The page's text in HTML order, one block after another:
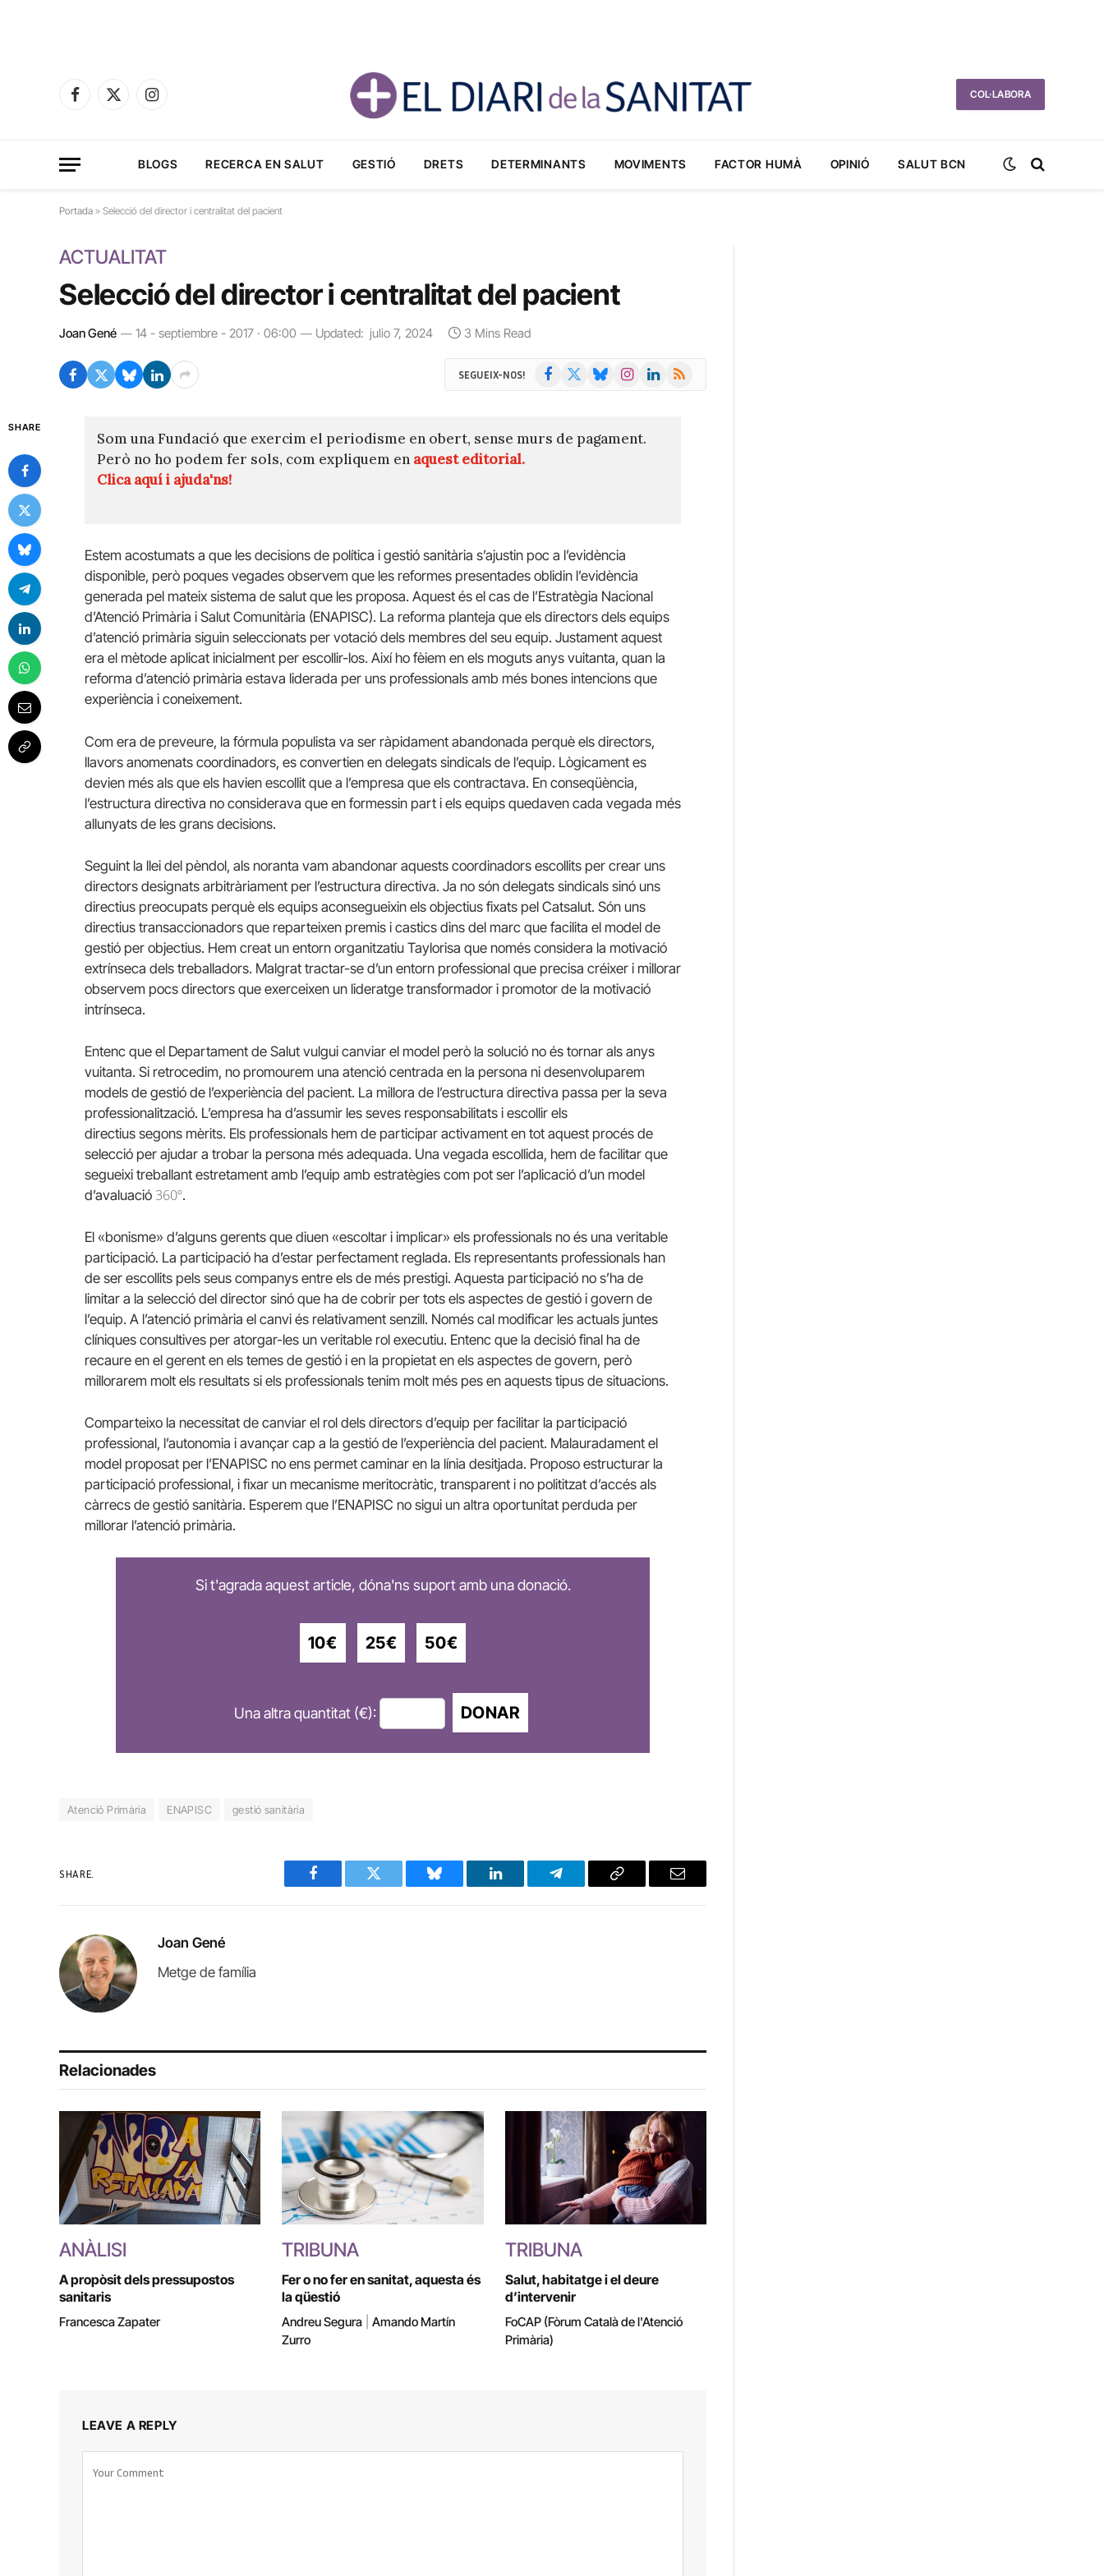
Facebook
X
Instagram
COL·LABORA
BLOGS RECERCA EN SALUT GESTIÓ DRETS DETERMINANTS MOVIMENTS FACTOR HUMÀ OPINIÓ SALUT BCN
Portada » Selecció del director i centralitat del pacient
ACTUALITAT
Selecció del director i centralitat del pacient
Joan Gené 14 - septiembre - 2017 · 06:00 Updated: julio 7, 2024 3 Mins Read
SEGUEIX-NOS! Facebook BlueskyInstagramLinkedIn
RSS
SHARE
Som una Fundació que exercim el periodisme en obert, sense murs de pagament.
Però no ho podem fer sols, com expliquem en aquest editorial.
Clica aquí i ajuda'ns!
Estem acostumats a que les decisions de política i gestió sanitària s’ajustin poc a l’evidència
disponible, però poques vegades observem que les reformes presentades oblidin l’evidència
generada pel mateix sistema de salut que les proposa. Aquest és el cas de l’Estratègia Nacional
d’Atenció Primària i Salut Comunitària (ENAPISC). La reforma planteja que els directors dels equips
d’atenció primària siguin seleccionats per votació dels membres del seu equip. Justament aquest
era el mètode aplicat inicialment per escollir-los. Així ho fèiem en els moguts anys vuitanta, quan la
reforma d’atenció primària estava liderada per uns professionals amb més bones intencions que
experiència i coneixement.
Com era de preveure, la fórmula populista va ser ràpidament abandonada perquè els directors,
llavors anomenats coordinadors, es convertien en delegats sindicals de l’equip. Lògicament es
devien més als que els havien escollit que a l’empresa que els contractava. En conseqüència,
l’estructura directiva no considerava que en formessin part i els equips quedaven cada vegada més
allunyats de les grans decisions.
Seguint la llei del pèndol, als noranta vam abandonar aquests coordinadors escollits per crear uns
directors designats arbitràriament per l’estructura directiva. Ja no són delegats sindicals sinó uns
directius preocupats perquè els equips aconsegueixin els objectius fixats pel Catsalut. Són uns
directius transaccionadors que reparteixen premis i castics dins del marc que facilita el model de
gestió per objectius. Hem creat un entorn organitzatiu Taylorisa que només considera la motivació
extrínseca dels treballadors. Malgrat tractar-se d’un entorn professional que precisa créixer i millorar
observem pocs directors que exerceixen un lideratge transformador i promotor de la motivació
intrínseca.
Entenc que el Departament de Salut vulgui canviar el model però la solució no és tornar als anys
vuitanta. Si retrocedim, no promourem una atenció centrada en la persona ni desenvoluparem
models de gestió de l’experiència del pacient. La millora de l’estructura directiva passa per la seva
professionalització. L’empresa ha d’assumir les seves responsabilitats i escollir els
directius segons mèrits. Els professionals hem de participar activament en tot aquest procés de
selecció per ajudar a trobar la persona més adequada. Una vegada escollida, hem de facilitar que
segueixi treballant estretament amb l’equip amb estratègies com pot ser l’aplicació d’un model
d’avaluació 360º.
El «bonisme» d’alguns gerents que diuen «escoltar i implicar» els professionals no és una veritable
participació. La participació ha d’estar perfectament reglada. Els representants professionals han
de ser escollits pels seus companys entre els de més prestigi. Aquesta participació no s’ha de
limitar a la selecció del director sinó que ha de cobrir per tots els aspectes de gestió i govern de
l’equip. A l’atenció primària el canvi és relativament senzill. Només cal modificar les actuals juntes
clíniques consultives per atorgar-les un veritable rol executiu. Entenc que la decisió final ha de
recaure en el gerent en els temes de gestió i en la propietat en els aspectes de govern, però
millorarem molt els resultats si els professionals tenim molt més pes en aquests tipus de situacions.
Comparteixo la necessitat de canviar el rol dels directors d’equip per facilitar la participació
professional, l’autonomia i avançar cap a la gestió de l’experiència del pacient. Malauradament el
model proposat per l’ENAPISC no ens permet caminar en la línia desitjada. Proposo estructurar la
participació professional, i fixar un mecanisme meritocràtic, transparent i no polititzat d’accés als
càrrecs de gestió sanitària. Esperem que l’ENAPISC no sigui un altra oportunitat perduda per
millorar l’atenció primària.
Si t'agrada aquest article, dóna'ns suport amb una donació.
10€ 25€ 50€
Una altra quantitat (€): DONAR
Atenció Primària ENAPISC gestió sanitària
SHARE.
Facebook Twitter Bluesky LinkedIn Telegram Copy
Email
Joan Gené
Metge de família
Relacionades
ANÀLISI
A propòsit dels pressupostos
sanitaris
Francesca Zapater
TRIBUNA
Fer o no fer en sanitat, aquesta és
la qüestió
Andreu Segura |Amando Martín
Zurro
TRIBUNA
Salut, habitatge i el deure
d’intervenir
FoCAP (Fòrum Català de l'Atenció
Primària)
LEAVE A REPLY